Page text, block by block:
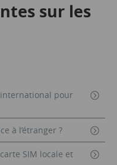
sur les
pour
à l’étranger ?
SIM locale et